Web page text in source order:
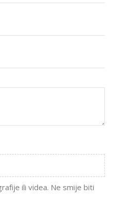
ili videa. Ne smije biti